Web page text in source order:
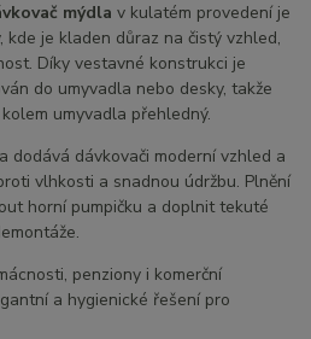
mýdla v kulatém provedení je
je kladen důraz na čistý vzhled,
Díky vestavné konstrukci je
do umyvadla nebo desky, takže
umyvadla přehledný.
dodává dávkovači moderní vzhled a
vlhkosti a snadnou údržbu. Plnění
horní pumpičku a doplnit tekuté
penziony i komerční
a hygienické řešení pro